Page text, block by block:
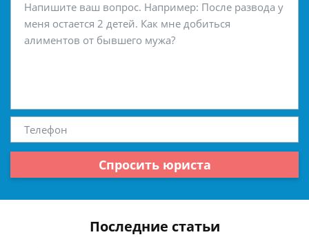
Спросить юриста
Последние статьи